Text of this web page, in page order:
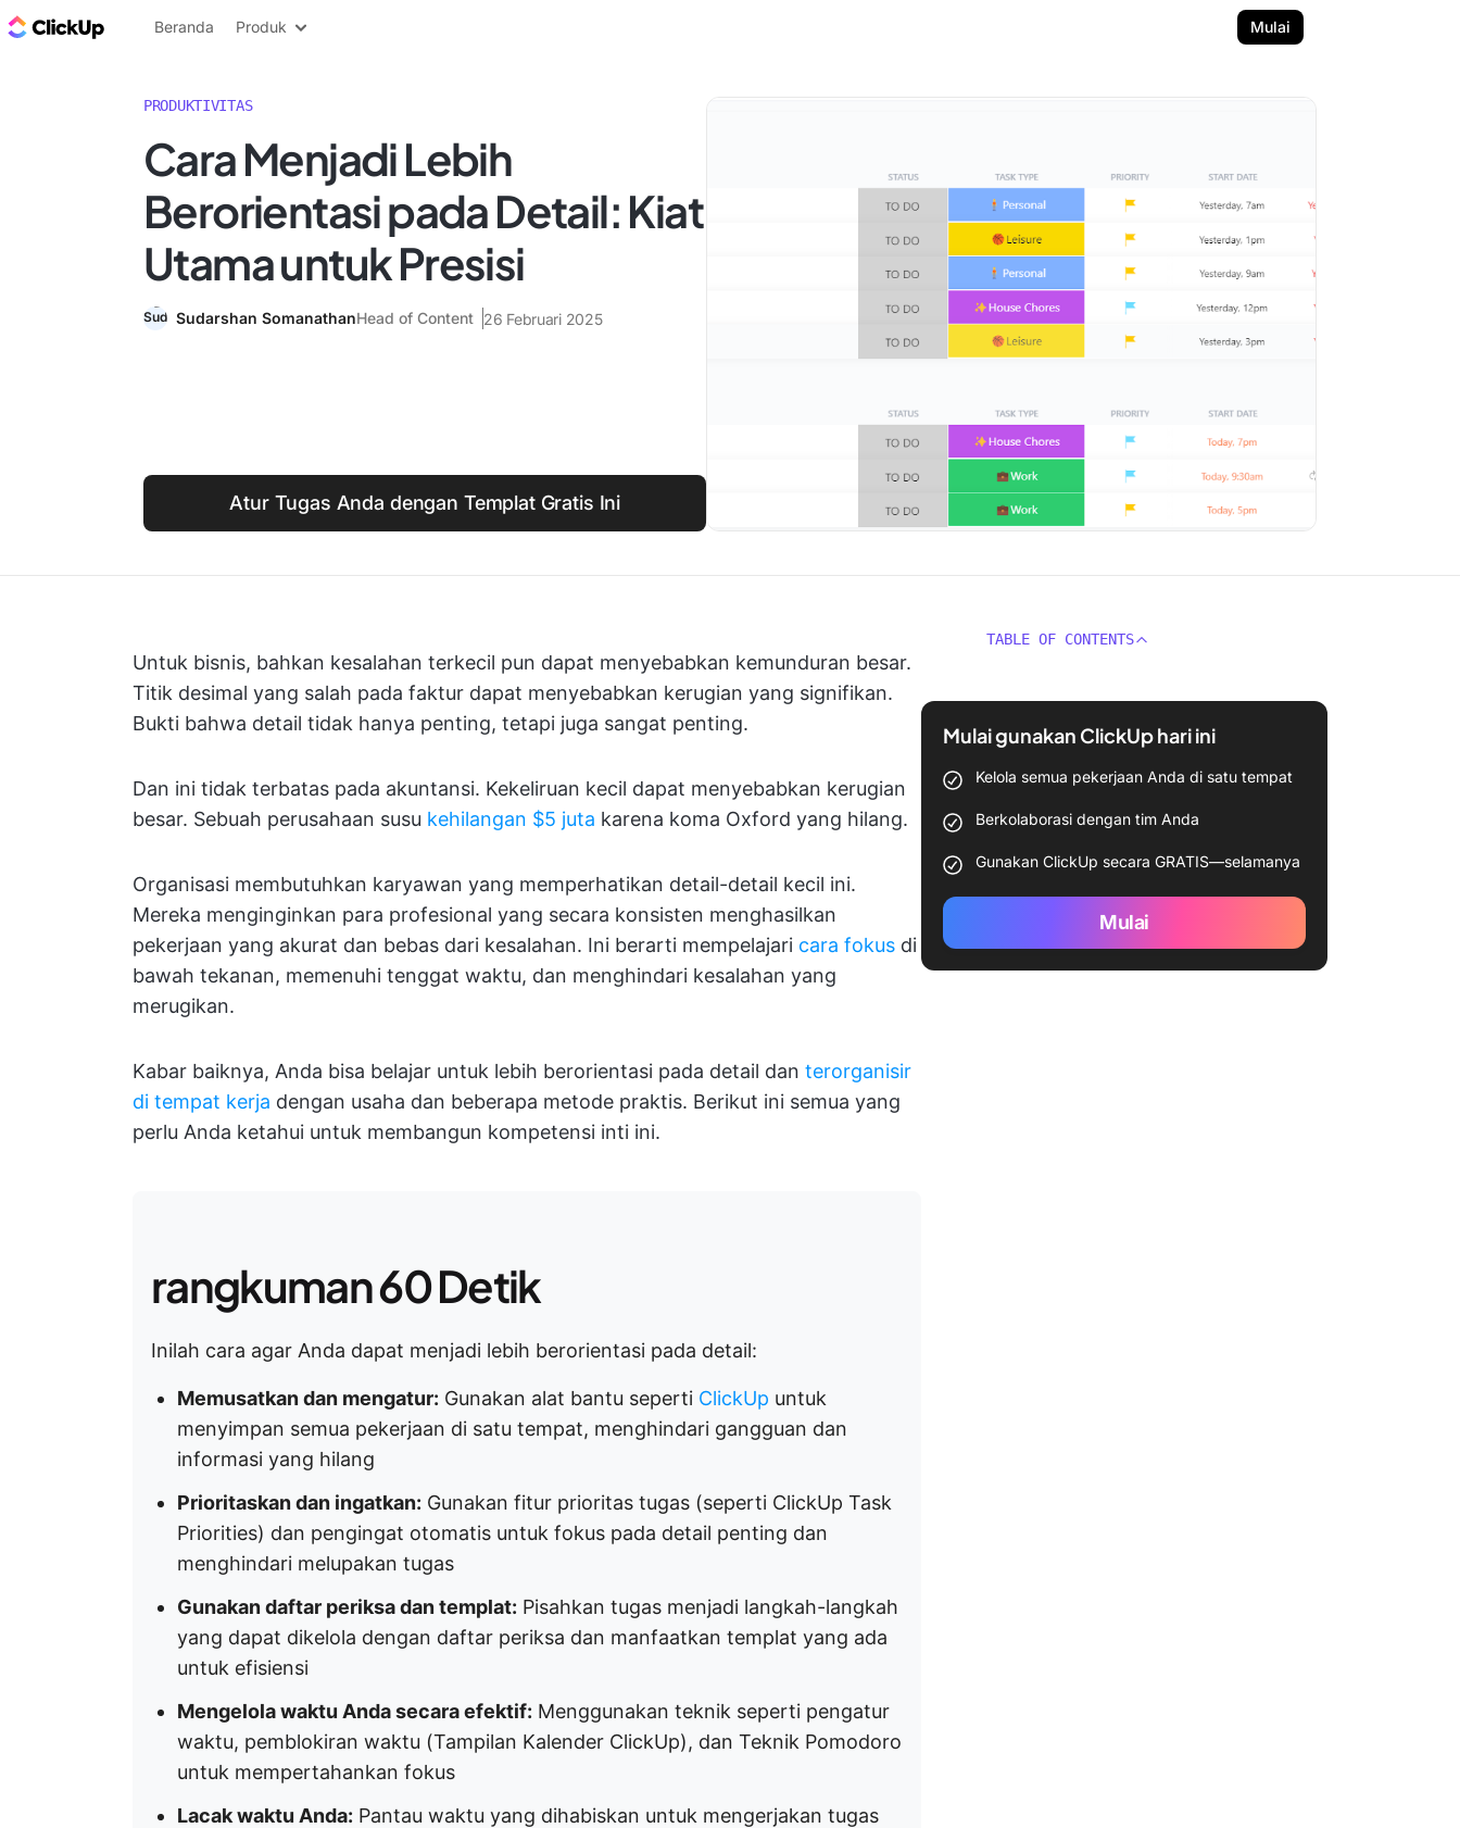
Blog ClickUp
Beranda Produk Mulai
PRODUKTIVITAS
Cara Menjadi Lebih
Berorientasi pada Detail: Kiat
Utama untuk Presisi
Sudarshan SomanathanHead of Content 26 Februari 2025
Atur Tugas Anda dengan Templat Gratis Ini
Untuk bisnis, bahkan kesalahan terkecil pun dapat menyebabkan kemunduran besar.
Titik desimal yang salah pada faktur dapat menyebabkan kerugian yang signifikan.
Bukti bahwa detail tidak hanya penting, tetapi juga sangat penting.
Dan ini tidak terbatas pada akuntansi. Kekeliruan kecil dapat menyebabkan kerugian
besar. Sebuah perusahaan susu kehilangan $5 juta karena koma Oxford yang hilang.
Organisasi membutuhkan karyawan yang memperhatikan detail-detail kecil ini.
Mereka menginginkan para profesional yang secara konsisten menghasilkan
pekerjaan yang akurat dan bebas dari kesalahan. Ini berarti mempelajari cara fokus di
bawah tekanan, memenuhi tenggat waktu, dan menghindari kesalahan yang
merugikan.
Kabar baiknya, Anda bisa belajar untuk lebih berorientasi pada detail dan terorganisir
di tempat kerja dengan usaha dan beberapa metode praktis. Berikut ini semua yang
perlu Anda ketahui untuk membangun kompetensi inti ini.
rangkuman 60 Detik
Inilah cara agar Anda dapat menjadi lebih berorientasi pada detail:
Memusatkan dan mengatur: Gunakan alat bantu seperti ClickUp untuk
menyimpan semua pekerjaan di satu tempat, menghindari gangguan dan
informasi yang hilang
Prioritaskan dan ingatkan: Gunakan fitur prioritas tugas (seperti ClickUp Task
Priorities) dan pengingat otomatis untuk fokus pada detail penting dan
menghindari melupakan tugas
Gunakan daftar periksa dan templat: Pisahkan tugas menjadi langkah-langkah
yang dapat dikelola dengan daftar periksa dan manfaatkan templat yang ada
untuk efisiensi
Mengelola waktu Anda secara efektif: Menggunakan teknik seperti pengatur
waktu, pemblokiran waktu (Tampilan Kalender ClickUp), dan Teknik Pomodoro
untuk mempertahankan fokus
Lacak waktu Anda: Pantau waktu yang dihabiskan untuk mengerjakan tugas
TABLE OF CONTENTS
Mulai gunakan ClickUp hari ini
Kelola semua pekerjaan Anda di satu tempat
Berkolaborasi dengan tim Anda
Gunakan ClickUp secara GRATIS—selamanya
Mulai